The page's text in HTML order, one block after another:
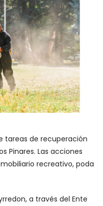
tareas de recuperación
Pinares. Las acciones
recreativo, poda
a través del Ente